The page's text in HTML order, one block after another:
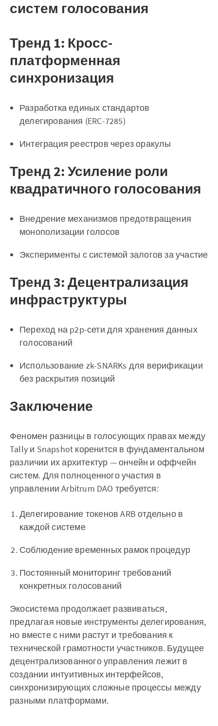
систем голосования
Тренд 1: Кросс-
платформенная
синхронизация
Разработка единых стандартов
делегирования (ERC-7285)
Интеграция реестров через оракулы
Тренд 2: Усиление роли
квадратичного голосования
Внедрение механизмов предотвращения
монополизации голосов
Эксперименты с системой залогов за участие
Тренд 3: Децентрализация
инфраструктуры
Переход на p2p-сети для хранения данных
голосований
Использование zk-SNARKs для верификации
без раскрытия позиций
Заключение
Феномен разницы в голосующих правах между
Tally и Snapshot коренится в фундаментальном
различии их архитектур — ончейн и оффчейн
систем. Для полноценного участия в
управлении Arbitrum DAO требуется:
Делегирование токенов ARB отдельно в
каждой системе
Соблюдение временных рамок процедур
Постоянный мониторинг требований
конкретных голосований
Экосистема продолжает развиваться,
предлагая новые инструменты делегирования,
но вместе с ними растут и требования к
технической грамотности участников. Будущее
децентрализованного управления лежит в
создании интуитивных интерфейсов,
синхронизирующих сложные процессы между
разными платформами.